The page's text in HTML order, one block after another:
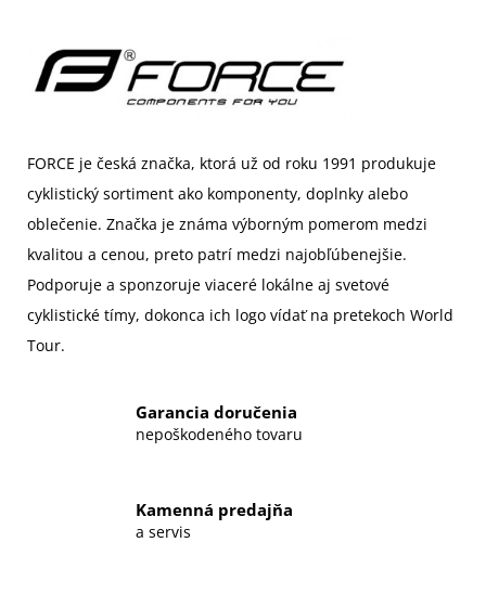
FORCE je česká značka, ktorá už od roku 1991 produkuje
cyklistický sortiment ako komponenty, doplnky alebo
oblečenie. Značka je známa výborným pomerom medzi
kvalitou a cenou, preto patrí medzi najobľúbenejšie.
Podporuje a sponzoruje viaceré lokálne aj svetové
cyklistické tímy, dokonca ich logo vídať na pretekoch World
Tour.
Garancia doručenia
nepoškodeného tovaru
Kamenná predajňa
a servis